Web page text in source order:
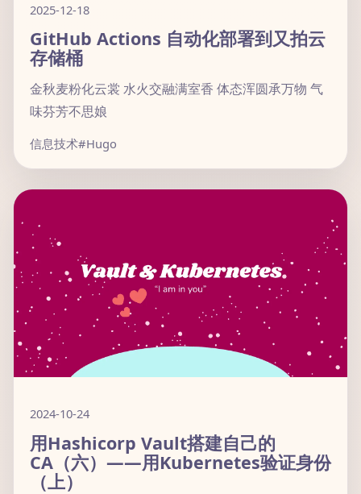
2025-12-18
GitHub Actions 自动化部署到又拍云
存储桶
金秋麦粉化云裳 水火交融满室香 体态浑圆承万物 气
味芬芳不思娘
信息技术#Hugo
2024-10-24
用Hashicorp Vault搭建自己的
CA（六）——用Kubernetes验证身份
（上）